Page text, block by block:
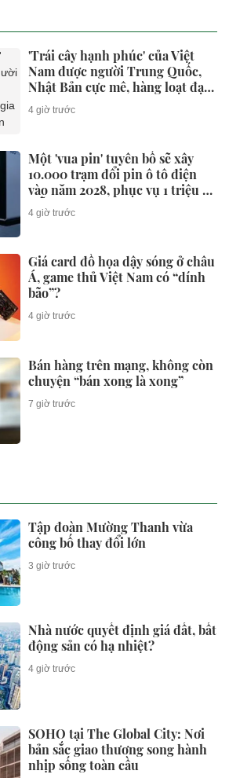
'Trái cây hạnh phúc' của Việt
Nam được người Trung Quốc,
Nhật Bản cực mê, hàng loạt đại
gia chạy đua mở rộng diện tích
4 giờ trước
Một 'vua pin' tuyên bố sẽ xây
10.000 trạm đổi pin ô tô điện
vào năm 2028, phục vụ 1 triệu xe
mỗi ngày chỉ với 3 phút
4 giờ trước
Giá card đồ họa dậy sóng ở châu
Á, game thủ Việt Nam có “dính
bão”?
4 giờ trước
Bán hàng trên mạng, không còn
chuyện “bán xong là xong”
7 giờ trước
Tập đoàn Mường Thanh vừa
công bố thay đổi lớn
3 giờ trước
Nhà nước quyết định giá đất, bất
động sản có hạ nhiệt?
4 giờ trước
SOHO tại The Global City: Nơi
bản sắc giao thương song hành
nhịp sống toàn cầu